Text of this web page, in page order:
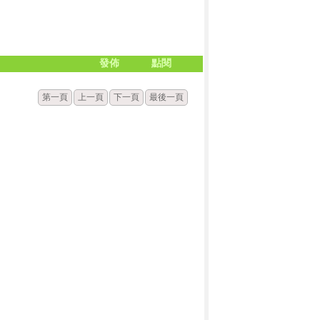
發佈 點閱
第一頁 上一頁 下一頁 最後一頁